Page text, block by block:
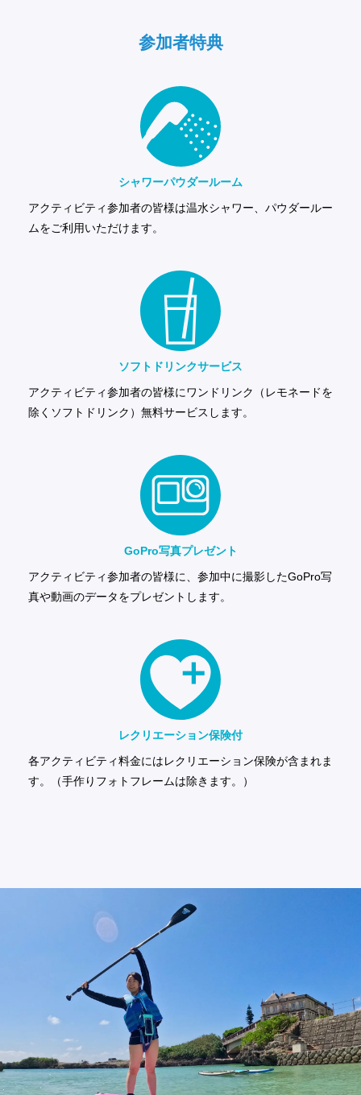
参加者特典
シャワーパウダールーム
アクティビティ参加者の皆様は温水シャワー、パウダールー
ムをご利用いただけます。
ソフトドリンクサービス
アクティビティ参加者の皆様にワンドリンク（レモネードを
除くソフトドリンク）無料サービスします。
GoPro写真プレゼント
アクティビティ参加者の皆様に、参加中に撮影したGoPro写
真や動画のデータをプレゼントします。
レクリエーション保険付
各アクティビティ料金にはレクリエーション保険が含まれま
す。（手作りフォトフレームは除きます。）